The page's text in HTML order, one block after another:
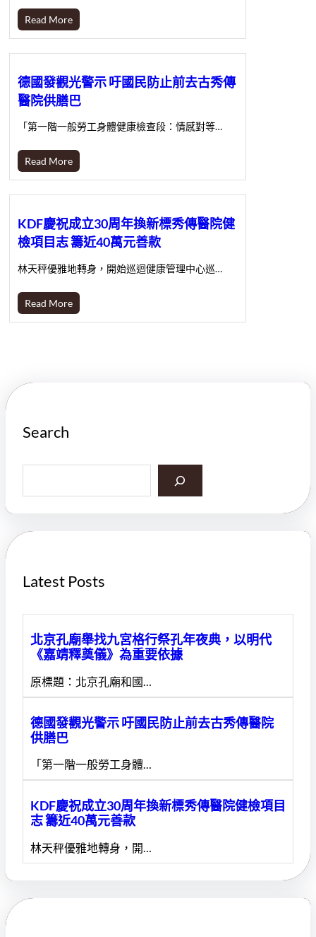
Read More
德國發觀光警示 吁國民防止前去古秀傳
醫院供膳巴
「第一階一般勞工身體健康檢查段：情感對等…
Read More
KDF慶祝成立30周年換新標秀傳醫院健
檢項目志 籌近40萬元善款
林天秤優雅地轉身，開始巡迴健康管理中心巡…
Read More
Search
a
h
Latest Posts
北京孔廟舉找九宮格行祭孔年夜典，以明代
《嘉靖釋奠儀》為重要依據
原標題：北京孔廟和國…
德國發觀光警示 吁國民防止前去古秀傳醫院
供膳巴
「第一階一般勞工身體…
KDF慶祝成立30周年換新標秀傳醫院健檢項目
志 籌近40萬元善款
林天秤優雅地轉身，開…